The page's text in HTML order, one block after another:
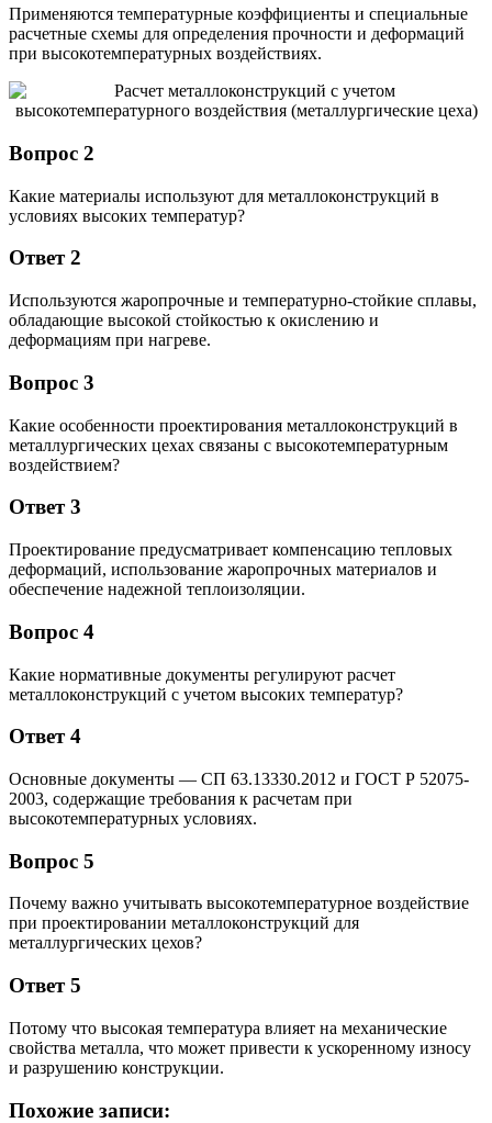
Применяются температурные коэффициенты и специальные
расчетные схемы для определения прочности и деформаций
при высокотемпературных воздействиях.
Вопрос 2
Какие материалы используют для металлоконструкций в
условиях высоких температур?
Ответ 2
Используются жаропрочные и температурно-стойкие сплавы,
обладающие высокой стойкостью к окислению и
деформациям при нагреве.
Вопрос 3
Какие особенности проектирования металлоконструкций в
металлургических цехах связаны с высокотемпературным
воздействием?
Ответ 3
Проектирование предусматривает компенсацию тепловых
деформаций, использование жаропрочных материалов и
обеспечение надежной теплоизоляции.
Вопрос 4
Какие нормативные документы регулируют расчет
металлоконструкций с учетом высоких температур?
Ответ 4
Основные документы — СП 63.13330.2012 и ГОСТ Р 52075-
2003, содержащие требования к расчетам при
высокотемпературных условиях.
Вопрос 5
Почему важно учитывать высокотемпературное воздействие
при проектировании металлоконструкций для
металлургических цехов?
Ответ 5
Потому что высокая температура влияет на механические
свойства металла, что может привести к ускоренному износу
и разрушению конструкции.
Похожие записи: